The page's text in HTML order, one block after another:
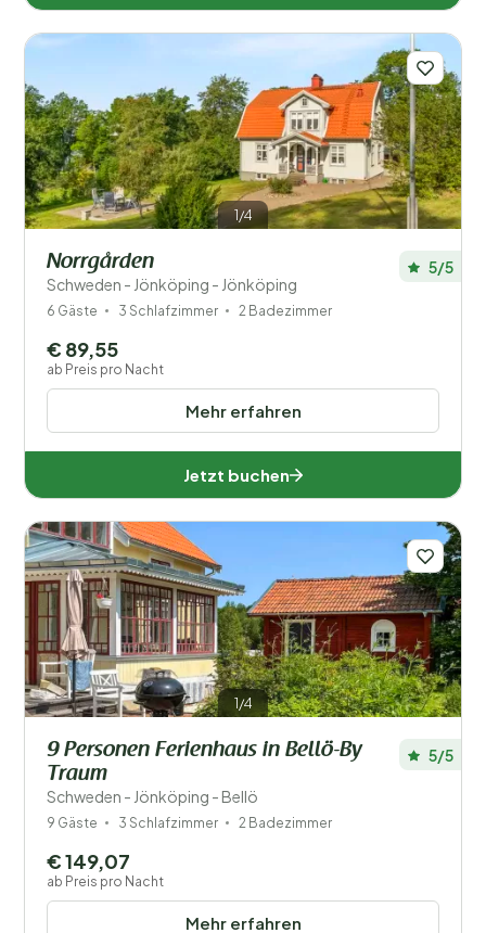
1/4
Norrgården
Schweden - Jönköping - Jönköping
5/5
6 Gäste 3 Schlafzimmer 2 Badezimmer
Mehr erfahren
€ 89,55
ab Preis pro Nacht
Jetzt buchen
1/4
9 Personen Ferienhaus in Bellö-By
Traum
Schweden - Jönköping - Bellö
5/5
9 Gäste 3 Schlafzimmer 2 Badezimmer
Mehr erfahren
€ 149,07
ab Preis pro Nacht